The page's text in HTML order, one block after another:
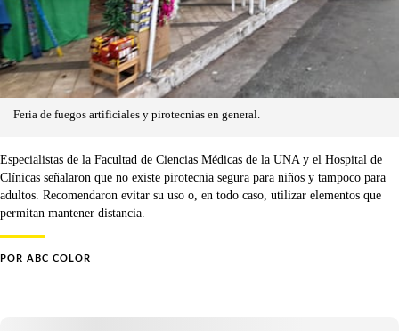
Feria de fuegos artificiales y pirotecnias en general.
Especialistas de la Facultad de Ciencias Médicas de la UNA y el Hospital de
Clínicas señalaron que no existe pirotecnia segura para niños y tampoco para
adultos. Recomendaron evitar su uso o, en todo caso, utilizar elementos que
permitan mantener distancia.
POR ABC COLOR